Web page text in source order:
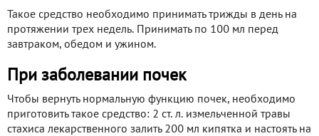
Такое средство необходимо принимать трижды в день на
протяжении трех недель. Принимать по 100 мл перед
завтраком, обедом и ужином.
При заболевании почек
Чтобы вернуть нормальную функцию почек, необходимо
приготовить такое средство: 2 ст. л. измельченной травы
стахиса лекарственного залить 200 мл кипятка и настоять на